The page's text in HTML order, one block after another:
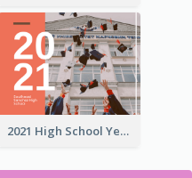
2021 High School Yearbook Photo Book